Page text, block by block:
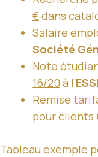
€dans
Salaire
Société
Note
16/20 à l’
Remise
pour clients
Tableau exemple